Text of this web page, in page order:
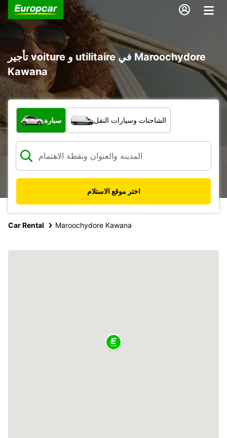
تأجير voiture و utilitaire في Maroochydore
Kawana
ما نوع المركبة؟
سيارة الشاحنات وسيارات النقل
اختر موقع الاستلام
Car Rental Maroochydore Kawana